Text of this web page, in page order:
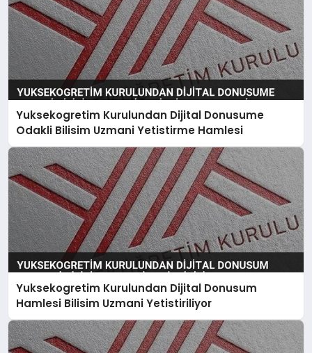
Yuksekogretim Kurulundan Dijital Donusume
Odakli Bilisim Uzmani Yetistirme Hamlesi
Yuksekogretim Kurulundan Dijital Donusum
Hamlesi Bilisim Uzmani Yetistiriliyor